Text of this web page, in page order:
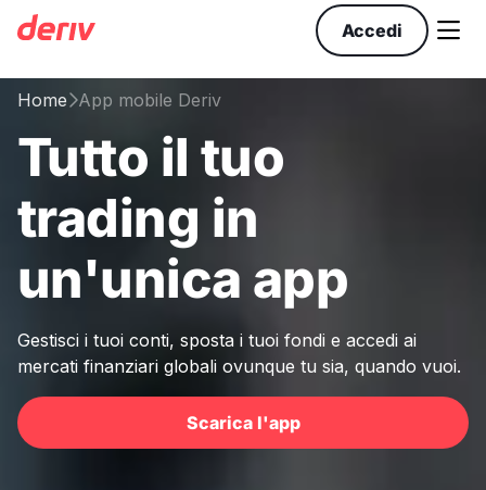
Accedi 
HomeApp mobile Deriv
Tutto il tuo
trading in
un'unica app
Gestisci i tuoi conti, sposta i tuoi fondi e accedi ai
mercati finanziari globali ovunque tu sia, quando vuoi.
Scarica l'app